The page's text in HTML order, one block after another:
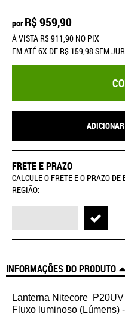
por R$ 959,90
À VISTA R$ 911,90 NO PIX
EM ATÉ6X DE R$ 159,98SEM
FRETE E PRAZO
CALCULE O FRETE E O PRAZO
REGIÃO:
INFORMAÇÕES DO PRODUTO
Lanterna Nitecore P20UV
Fluxo luminoso (Lúmens)